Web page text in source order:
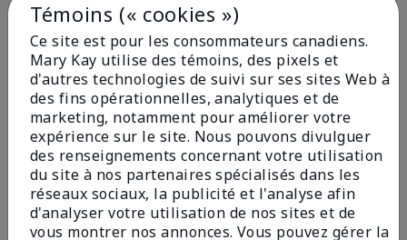
Description du produit
Aperçu
Assertions et bienfaits
Conseils d'application
Témoins (« cookies »)
Ce site est pour les consommateurs canadiens.
Mary Kay utilise des témoins, des pixels et
d'autres technologies de suivi sur ses sites Web à
des fins opérationnelles, analytiques et de
marketing, notamment pour améliorer votre
expérience sur le site. Nous pouvons divulguer
des renseignements concernant votre utilisation
du site à nos partenaires spécialisés dans les
réseaux sociaux, la publicité et l'analyse afin
d'analyser votre utilisation de nos sites et de
vous montrer nos annonces. Vous pouvez gérer la